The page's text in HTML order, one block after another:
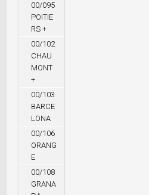
00/095
POITIE
RS +
00/102
CHAU
MONT
+
00/103
BARCE
LONA
00/106
ORANG
E
00/108
GRANA